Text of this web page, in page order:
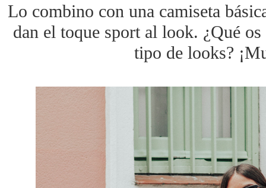
Lo combino con una camiseta
dan el toque sport al look. ¿Qué os
tipo de looks?